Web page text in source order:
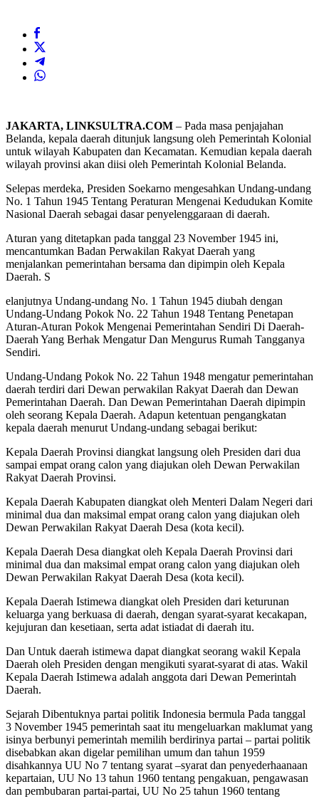
JAKARTA, LINKSULTRA.COM – Pada masa penjajahan
Belanda, kepala daerah ditunjuk langsung oleh Pemerintah Kolonial
untuk wilayah Kabupaten dan Kecamatan. Kemudian kepala daerah
wilayah provinsi akan diisi oleh Pemerintah Kolonial Belanda.
Selepas merdeka, Presiden Soekarno mengesahkan Undang-undang
No. 1 Tahun 1945 Tentang Peraturan Mengenai Kedudukan Komite
Nasional Daerah sebagai dasar penyelenggaraan di daerah.
Aturan yang ditetapkan pada tanggal 23 November 1945 ini,
mencantumkan Badan Perwakilan Rakyat Daerah yang
menjalankan pemerintahan bersama dan dipimpin oleh Kepala
Daerah. S
elanjutnya Undang-undang No. 1 Tahun 1945 diubah dengan
Undang-Undang Pokok No. 22 Tahun 1948 Tentang Penetapan
Aturan-Aturan Pokok Mengenai Pemerintahan Sendiri Di Daerah-
Daerah Yang Berhak Mengatur Dan Mengurus Rumah Tangganya
Sendiri.
Undang-Undang Pokok No. 22 Tahun 1948 mengatur pemerintahan
daerah terdiri dari Dewan perwakilan Rakyat Daerah dan Dewan
Pemerintahan Daerah. Dan Dewan Pemerintahan Daerah dipimpin
oleh seorang Kepala Daerah. Adapun ketentuan pengangkatan
kepala daerah menurut Undang-undang sebagai berikut:
Kepala Daerah Provinsi diangkat langsung oleh Presiden dari dua
sampai empat orang calon yang diajukan oleh Dewan Perwakilan
Rakyat Daerah Provinsi.
Kepala Daerah Kabupaten diangkat oleh Menteri Dalam Negeri dari
minimal dua dan maksimal empat orang calon yang diajukan oleh
Dewan Perwakilan Rakyat Daerah Desa (kota kecil).
Kepala Daerah Desa diangkat oleh Kepala Daerah Provinsi dari
minimal dua dan maksimal empat orang calon yang diajukan oleh
Dewan Perwakilan Rakyat Daerah Desa (kota kecil).
Kepala Daerah Istimewa diangkat oleh Presiden dari keturunan
keluarga yang berkuasa di daerah, dengan syarat-syarat kecakapan,
kejujuran dan kesetiaan, serta adat istiadat di daerah itu.
Dan Untuk daerah istimewa dapat diangkat seorang wakil Kepala
Daerah oleh Presiden dengan mengikuti syarat-syarat di atas. Wakil
Kepala Daerah Istimewa adalah anggota dari Dewan Pemerintah
Daerah.
Sejarah Dibentuknya partai politik Indonesia bermula Pada tanggal
3 November 1945 pemerintah saat itu mengeluarkan maklumat yang
isinya berbunyi pemerintah memilih berdirinya partai – partai politik
disebabkan akan digelar pemilihan umum dan tahun 1959
disahkannya UU No 7 tentang syarat –syarat dan penyederhaanaan
kepartaian, UU No 13 tahun 1960 tentang pengakuan, pengawasan
dan pembubaran partai-partai, UU No 25 tahun 1960 tentang